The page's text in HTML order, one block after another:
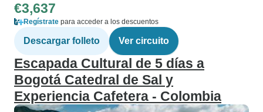
€3,637
Regístrate para acceder a los descuentos
Descargar folleto Ver circuito
Escapada Cultural de 5 días a
Bogotá Catedral de Sal y
Experiencia Cafetera - Colombia